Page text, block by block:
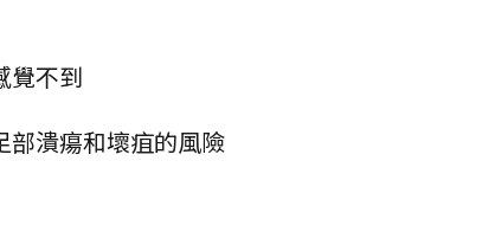
覺不到
部潰瘍和壞疽的風險